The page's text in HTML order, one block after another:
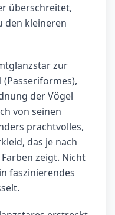
überschreitet,
den kleineren
zur
der Vögel
von seinen
prachtvolles,
das je nach
zeigt. Nicht
faszinierendes